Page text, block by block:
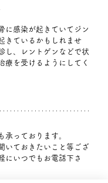
に感染が起きていてジン
きているかもしれませ
し、レントゲンなどで状
療を受けるようにしてく
承っております。
いておきたいこと等ござ
にいつでもお電話下さ